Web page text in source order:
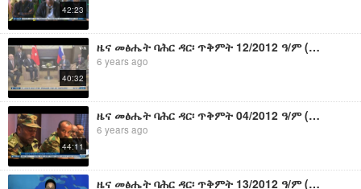
42:23
40:32
ዜና መፅሔት ባሕር ዳር፡ ጥቅምት 12/2012 ዓ/ም (አብመድ)
6 years ago
44:11
ዜና መፅሔት ባሕር ዳር፡ ጥቅምት 04/2012 ዓ/ም (አብመድ)
6 years ago
ዜና መፅሔት ባሕር ዳር፡ ጥቅምት 13/2012 ዓ/ም (አብመድ)